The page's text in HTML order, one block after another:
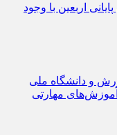
اربعین با وجود
و دانشگاه ملی
مهارتی